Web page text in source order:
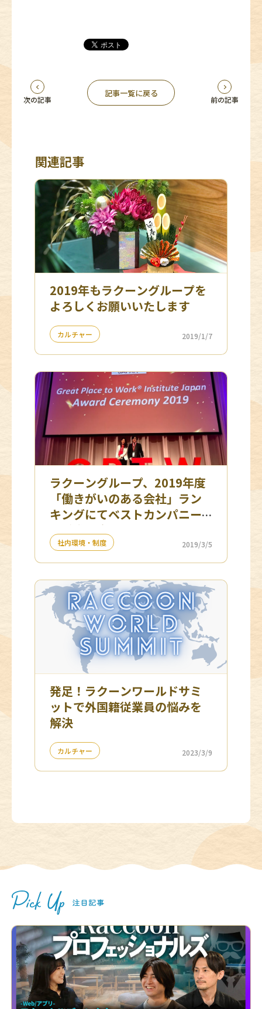
次の記事
記事一覧に戻る
前の記事
関連記事
2019年もラクーングループを
よろしくお願いいたします
カルチャー 2019/1/7
ラクーングループ、2019年度
「働きがいのある会社」ラン
キングにてベストカンパニー
を受賞 ３年連続ランクイン！
社内環境・制度 2019/3/5
発足！ラクーンワールドサミ
ットで外国籍従業員の悩みを
解決
カルチャー 2023/3/9